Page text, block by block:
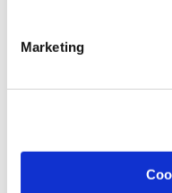
Marketing